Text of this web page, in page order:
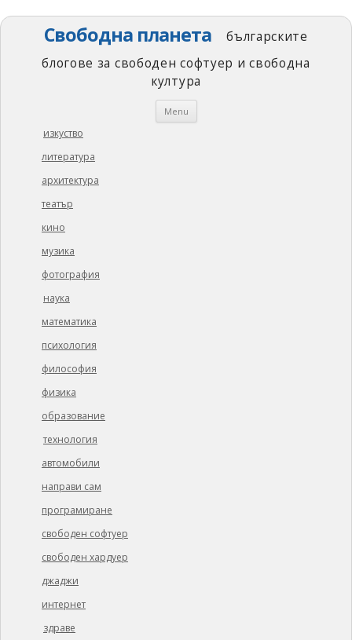
Свободна планета
българските
блогове за свободен софтуер и свободна
култура
Menu Skip
изкуство
литература
архитектура
театър
кино
музика
фотография
наука
математика
психология
философия
физика
образование
технология
автомобили
направи сам
програмиране
свободен софтуер
свободен хардуер
джаджи
интернет
здраве